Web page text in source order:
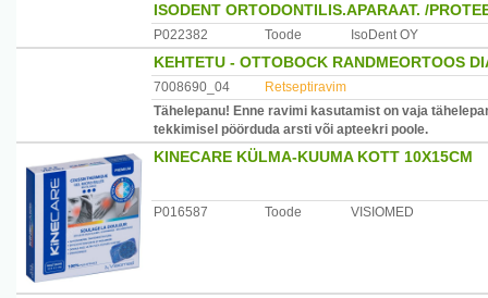
ISODENT ORTODONTILIS.APARAAT. /
P022382 Toode IsoDent OY
KEHTETU - OTTOBOCK RANDMEORTOOS
7008690_04
Retseptiravim
Tähelepanu! Enne ravimi kasutamist on vaja
tekkimisel pöörduda arsti või apteekri poole.
KINECARE KÜLMA-KUUMA KOTT 10X15CM
P016587 Toode VISIOMED